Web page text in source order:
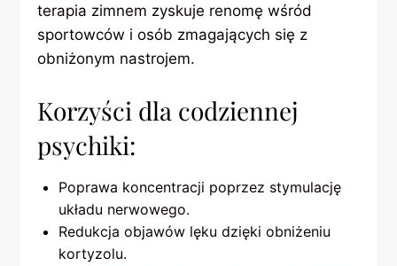
terapia zimnem zyskuje renomę wśród
sportowców i osób zmagających się z
obniżonym nastrojem.
Korzyści dla codziennej
psychiki:
Poprawa koncentracji poprzez stymulację
układu nerwowego.
Redukcja objawów lęku dzięki obniżeniu
kortyzolu.